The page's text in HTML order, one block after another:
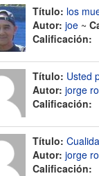
Título: los
Autor: joe ~
Calificación:
Título: Usted
Autor: jorge
Calificación:
Título:
Autor: jorge
Calificación: